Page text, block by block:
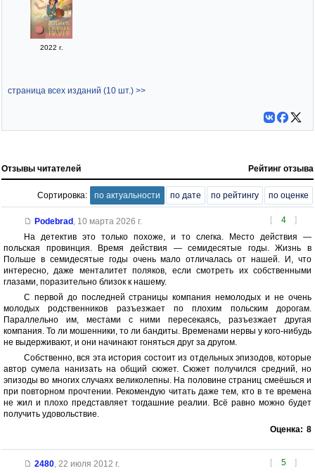
2022 г.
страница всех изданий (10 шт.) >>
Отзывы читателей Рейтинг отзыва
Сортировка: по актуальности по дате по рейтингу по оценке
[ 4 ]
Podebrad, 10 марта 2026 г.
На детектив это только похоже, и то слегка. Место действия —
польская провинция. Время действия — семидесятые годы. Жизнь в
Польше в семидесятые годы очень мало отличалась от нашей. И, что
интересно, даже менталитет поляков, если смотреть их собственными
глазами, поразительно близок к нашему.
С первой до последней страницы компания немолодых и не очень
молодых родственников разъезжает по плохим польским дорогам.
Параллельно им, местами с ними пересекаясь, разъезжает другая
компания. То ли мошенники, то ли бандиты. Временами нервы у кого-нибудь
не выдерживают, и они начинают гоняться друг за другом.
Собственно, вся эта история состоит из отдельных эпизодов, которые
автор сумела нанизать на общий сюжет. Сюжет получился средний, но
эпизоды во многих случаях великолепны. На половине страниц смеёшься и
при повторном прочтении. Рекомендую читать даже тем, кто в те времена
не жил и плохо представляет тогдашние реалии. Всё равно можно будет
получить удовольствие.
Оценка: 8
[ 5 ]
2480, 22 июля 2012 г.